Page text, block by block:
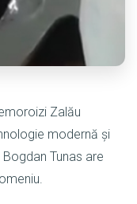
Zalău
modernă și
Tunas are